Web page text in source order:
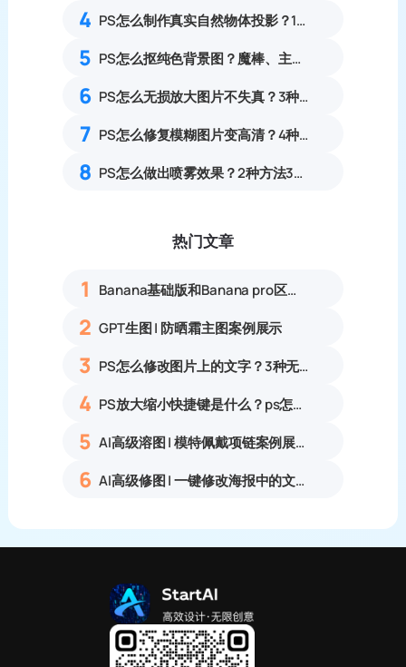
4 PS怎么制作真实自然物体投影？11步写实合成落地阴影教程
5 PS怎么抠纯色背景图？魔棒、主体选择工具使用教程
6 PS怎么无损放大图片不失真？3种零锯齿高清放大实操教程
7 PS怎么修复模糊图片变高清？4种照片清晰化完整实操教程
8 PS怎么做出喷雾效果？2种方法3分钟搞定产品大片
热门文章
1 Banana基础版和Banana pro区别对比丨具体案例应用+使用教程
2 GPT生图 | 防晒霜主图案例展示
3 PS怎么修改图片上的文字？3种无痕改字方法，新手也能搞定
4 PS放大缩小快捷键是什么？ps怎么把图片拉大拉小？
5 AI高级溶图 | 模特佩戴项链案例展示
6 AI高级修图 | 一键修改海报中的文字